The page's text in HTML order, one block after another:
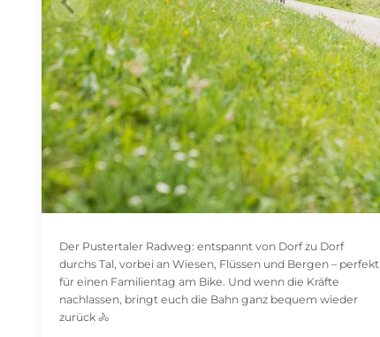
Der Pustertaler Radweg: entspannt von Dorf zu Dorf
durchs Tal, vorbei an Wiesen, Flüssen und Bergen – perfekt
für einen Familientag am Bike. Und wenn die Kräfte
nachlassen, bringt euch die Bahn ganz bequem wieder
zurück 🚴